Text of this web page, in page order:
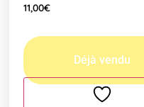
11,00€